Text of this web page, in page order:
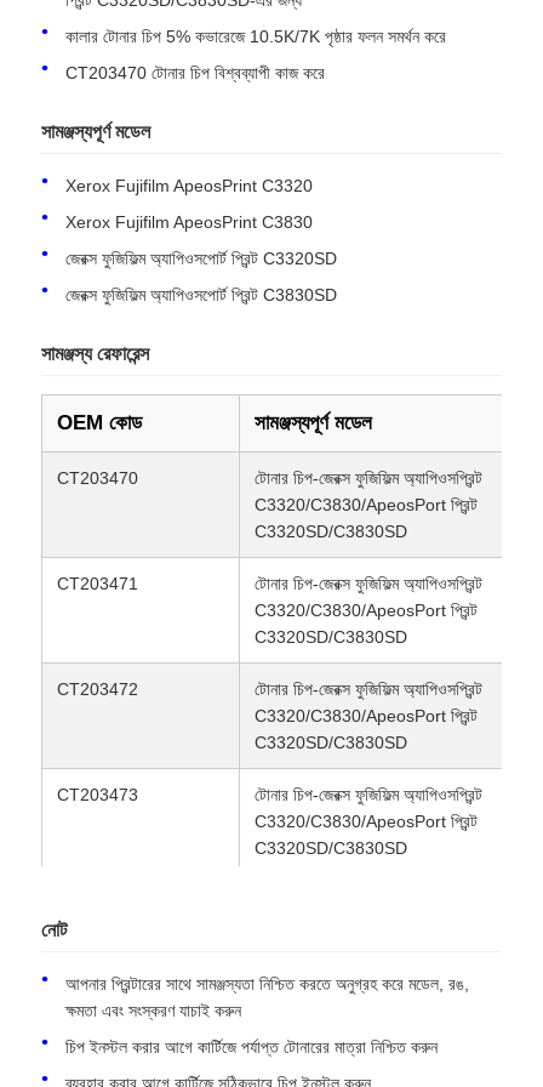
পণ্য
খবর
সব ক্ষেত্রেই
এইচপি টোনার চিপ
জেরক্স টোনার চিপ
লেক্সমার্ক টোনার চিপ
কালার টোনার চিপ 5% কভারেজে 10.5K/7K পৃষ্ঠার ফলন সমর্থন করে
CT203470 টোনার চিপ বিশ্বব্যাপী কাজ করে
সামঞ্জস্যপূর্ণ মডেল
Xerox Fujifilm ApeosPrint C3320
Xerox Fujifilm ApeosPrint C3830
জেরক্স ফুজিফিল্ম অ্যাপিওসপোর্ট প্রিন্ট C3320SD
জেরক্স ফুজিফিল্ম অ্যাপিওসপোর্ট প্রিন্ট C3830SD
সামঞ্জস্য রেফারেন্স
OEM কোড সামঞ্জস্যপূর্ণ মডেল
CT203470
টোনার চিপ-জেরক্স ফুজিফিল্ম অ্যাপিওসপ্রিন্ট
C3320/C3830/ApeosPort প্রিন্ট
C3320SD/C3830SD
CT203471
টোনার চিপ-জেরক্স ফুজিফিল্ম অ্যাপিওসপ্রিন্ট
C3320/C3830/ApeosPort প্রিন্ট
C3320SD/C3830SD
CT203472
টোনার চিপ-জেরক্স ফুজিফিল্ম অ্যাপিওসপ্রিন্ট
C3320/C3830/ApeosPort প্রিন্ট
C3320SD/C3830SD
CT203473
টোনার চিপ-জেরক্স ফুজিফিল্ম অ্যাপিওসপ্রিন্ট
C3320/C3830/ApeosPort প্রিন্ট
C3320SD/C3830SD
CT203463
C3320SD/C3830SD
নোট
আপনার প্রিন্টারের সাথে সামঞ্জস্যতা নিশ্চিত করতে অনুগ্রহ করে মডেল, রঙ,
ক্ষমতা এবং সংস্করণ যাচাই করুন
চিপ ইনস্টল করার আগে কার্টিজে পর্যাপ্ত টোনারের মাত্রা নিশ্চিত করুন